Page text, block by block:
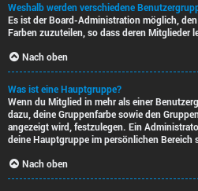
Weshalb werden verschiedene
Es ist der Board-Administration möglich,
Farben zuzuteilen, so dass deren Mitglieder
Nach oben
Was ist eine Hauptgruppe?
Wenn du Mitglied in mehr als einer
dazu, deine Gruppenfarbe sowie den
angezeigt wird, festzulegen. Ein
deine Hauptgruppe im persönlichen Bereich
Nach oben